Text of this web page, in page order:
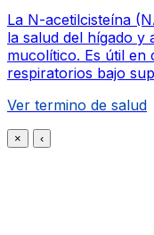
La N-acetilcisteína
la salud del hígado y
mucolítico. Es útil en
respiratorios bajo
Ver termino de salud
× ‹